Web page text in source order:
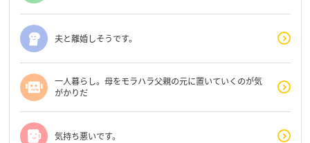
夫と離婚しそうです。
一人暮らし。母をモラハラ父親の元に置いていくのが気
がかりだ
気持ち悪いです。